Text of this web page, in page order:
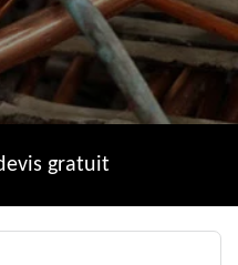
gratuit